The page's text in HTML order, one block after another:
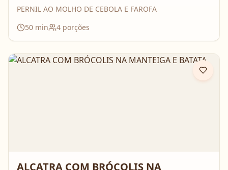
PERNIL AO MOLHO DE CEBOLA E FAROFA
50 min 4 porções
ALCATRA COM BRÓCOLIS NA